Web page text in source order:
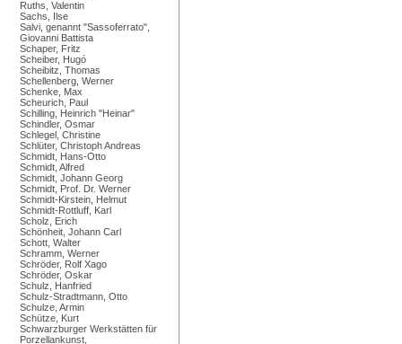
Ruths, Valentin
Sachs, Ilse
Salvi, genannt "Sassoferrato",
Giovanni Battista
Schaper, Fritz
Scheiber, Hugó
Scheibitz, Thomas
Schellenberg, Werner
Schenke, Max
Scheurich, Paul
Schilling, Heinrich "Heinar"
Schindler, Osmar
Schlegel, Christine
Schlüter, Christoph Andreas
Schmidt, Hans-Otto
Schmidt, Alfred
Schmidt, Johann Georg
Schmidt, Prof. Dr. Werner
Schmidt-Kirstein, Helmut
Schmidt-Rottluff, Karl
Scholz, Erich
Schönheit, Johann Carl
Schott, Walter
Schramm, Werner
Schröder, Rolf Xago
Schröder, Oskar
Schulz, Hanfried
Schulz-Stradtmann, Otto
Schulze, Armin
Schütze, Kurt
Schwarzburger Werkstätten für
Porzellankunst,